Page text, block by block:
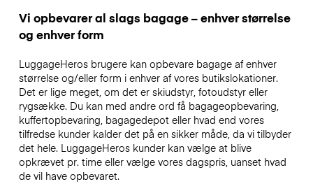
Vi opbevarer al slags bagage – enhver størrelse
og enhver form
LuggageHeros brugere kan opbevare bagage af enhver
størrelse og/eller form i enhver af vores butikslokationer.
Det er lige meget, om det er skiudstyr, fotoudstyr eller
rygsække. Du kan med andre ord få bagageopbevaring,
kuffertopbevaring, bagagedepot eller hvad end vores
tilfredse kunder kalder det på en sikker måde, da vi tilbyder
det hele. LuggageHeros kunder kan vælge at blive
opkrævet pr. time eller vælge vores dagspris, uanset hvad
de vil have opbevaret.